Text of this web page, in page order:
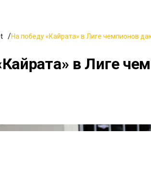
На победу «Кайрата» в Лиге чемпионов
в Лиге